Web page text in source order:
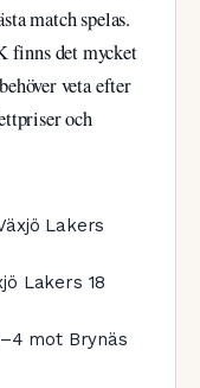
match spelas.
finns det mycket
veta efter
och
Lakers
Lakers 18
mot Brynäs